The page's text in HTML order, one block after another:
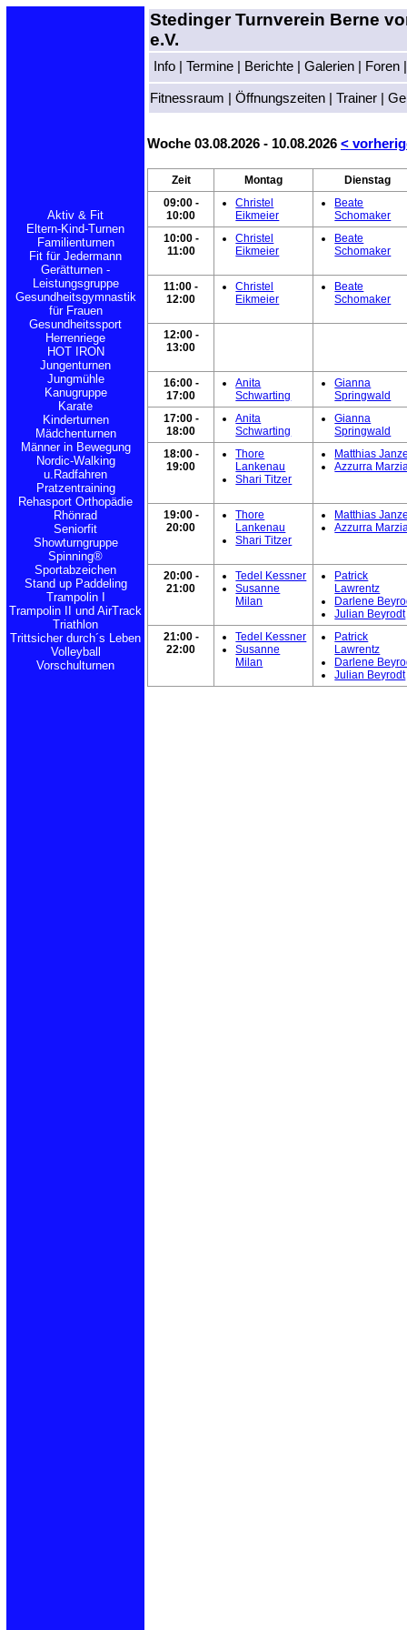
Aktiv & Fit
Eltern-Kind-Turnen
Familienturnen
Fit für Jedermann
Gerätturnen -
Leistungsgruppe
Gesundheitsgymnastik
für Frauen
Gesundheitssport
Herrenriege
HOT IRON
Jungenturnen
Jungmühle
Kanugruppe
Karate
Kinderturnen
Mädchenturnen
Männer in Bewegung
Nordic-Walking
u.Radfahren
Pratzentraining
Rehasport Orthopädie
Rhönrad
Seniorfit
Showturngruppe
Spinning®
Sportabzeichen
Stand up Paddeling
Trampolin I
Trampolin II und AirTrack
Triathlon
Trittsicher durch´s Leben
Volleyball
Vorschulturnen
Stedinger Turnverein Berne
e.V.
Info Termine Berichte Galerien Foren
Fitnessraum Öffnungszeiten Trainer
Woche 03.08.2026 - 10.08.2026 <
Zeit Montag
Dienstag
09:00 -
10:00
Christel
Eikmeier
Beate
Schomaker
10:00 -
11:00
Christel
Eikmeier
Beate
Schomaker
11:00 -
12:00
Christel
Eikmeier
Beate
Schomaker
12:00 -
13:00
16:00 -
17:00
Anita
Schwarting
Gianna
Springwald
17:00 -
18:00
Anita
Schwarting
Gianna
Springwald
18:00 -
19:00
Thore
Lankenau
Shari Titzer
Matthias
Azzurra
19:00 -
20:00
Thore
Lankenau
Shari Titzer
Matthias
Azzurra
20:00 -
21:00
Tedel Kessner
Susanne
Milan
Patrick
Lawrentz
Darlene
Julian Beyrodt
21:00 -
22:00
Tedel Kessner
Susanne
Milan
Patrick
Lawrentz
Darlene
Julian Beyrodt